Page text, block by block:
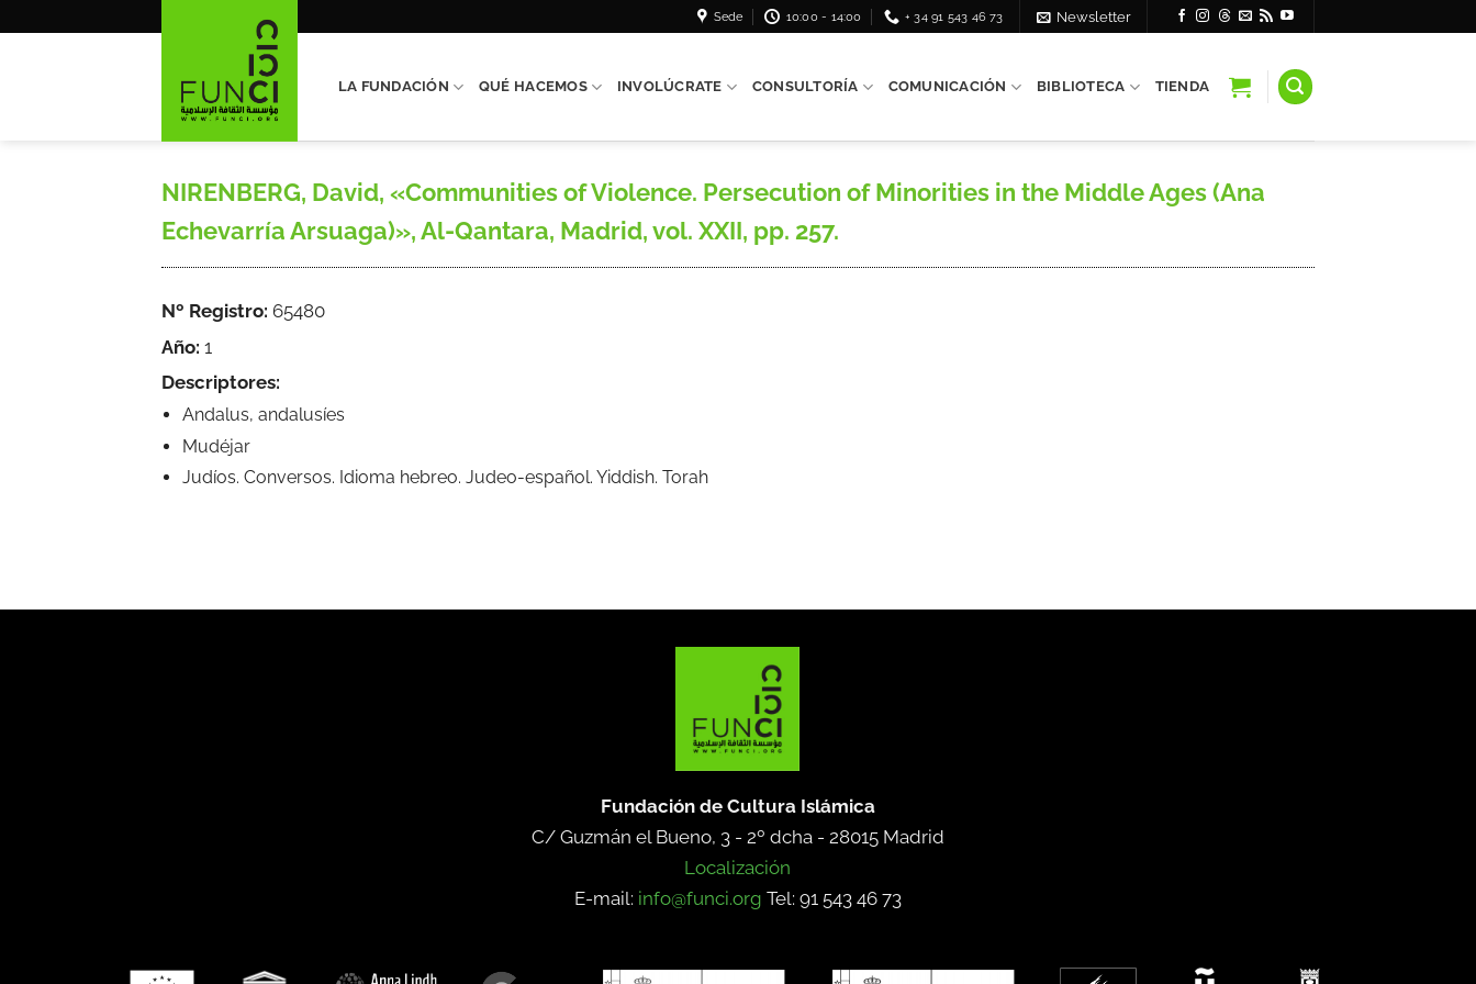
Sede 10:00 - 14:00 + 34 91 543 46 73 Newsletter
LA FUNDACIÓN QUÉ HACEMOS INVOLÚCRATE CONSULTORÍA COMUNICACIÓN BIBLIOTECA TIENDA
NIRENBERG, David, «Communities of Violence. Persecution of Minorities in the Middle Ages (Ana
Echevarría Arsuaga)», Al-Qantara, Madrid, vol. XXII, pp. 257.
Nº Registro: 65480
Año: 1
Descriptores:
Andalus, andalusíes
Mudéjar
Judíos. Conversos. Idioma hebreo. Judeo-español. Yiddish. Torah
Fundación de Cultura Islámica
C/ Guzmán el Bueno, 3 - 2º dcha - 28015 Madrid
Localización
E-mail: info@funci.org Tel: 91 543 46 73